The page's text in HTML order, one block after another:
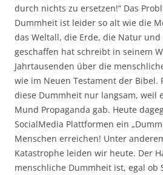
durch nichts zu ersetzen!“ Das
Dummheit ist leider so alt wie die
das Weltall, die Erde, die Natur
geschaffen hat schreibt in seinem
Jahrtausenden über die
wie im Neuen Testament der Bibel.
diese Dummheit nur langsam, weil
Mund Propaganda gab. Heute
SocialMedia Plattformen ein
Menschen erreichen! Unter
Katastrophe leiden wir heute. Der
menschliche Dummheit ist, egal ob